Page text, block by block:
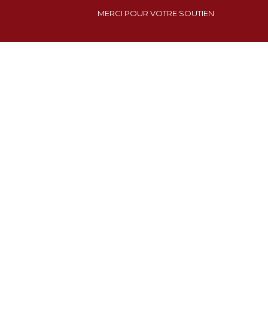
MERCI POUR VOTRE SOUTIEN